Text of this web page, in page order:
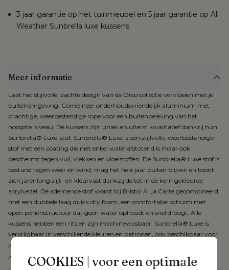
COOKIES | voor een optimale
3 jaar garantie op het tuinmeubel en 5 jaar garantie op All
Weather Sunbrella luxe kussens
Meer informatie
Laat het stijlvolle, zachte design van de Orso collectie vervloeien met je
buitenomgeving. Combineer onderhoudsvriendelijk aluminium met
prachtige, weerbestendige rope voor een buitenbeleving van het
hoogste niveau. De kussens zijn uniek en uiterst kwalitatief dankzij hun
Sunbrella® Luxe-stof. Sunbrella® Luxe is een stijlvolle, weerbestendige
stof met een coating die niet enkel waterafstotend is maar ook
beschermt tegen vuil, vlekken en vloeistoffen. De Sunbrella® Luxe stof is
bestand tegen weer en wind, mag het hele jaar buiten blijven en toont
zich jarenlang slijt- en kleurvast dankzij de tot in de kern gekleurde
acrylvezel. De ademende stof wordt bij Bristol À La Carte gecombineerd
met een dubbele laag quick dry foam, een comfortabel schuim met
open poriënstructuur dat geen water ophoudt én snel droogt. Alle
kussens hebben een rits en zijn machinewasbaar. Sunbrella® Luxe is
verkrijgbaar in verschillende kleuren en patronen, ook beschikbaar voor
je parasoldoek, poef, sierkussens, etc. Bij Sunbrella® Luxe geniet je van 5
jaar garantie.